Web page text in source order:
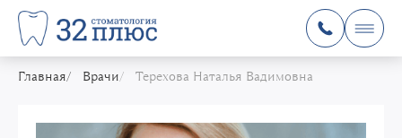
Главная Врачи Терехова Наталья Вадимовна